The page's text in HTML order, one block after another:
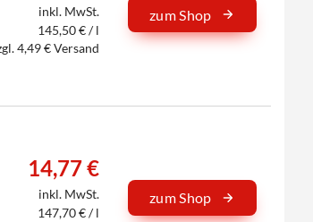
inkl. MwSt.
145,50 € / l
4,49 € Versand
zum Shop
14,77 €
inkl. MwSt.
147,70 € / l
zum Shop